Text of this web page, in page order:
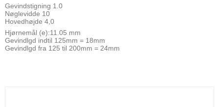
Gevindstigning 1.0
Nøglevidde 10
Hovedhøjde 4,0
Hjørnemål (e):11.05 mm
Gevindlgd indtil 125mm = 18mm
Gevindlgd fra 125 til 200mm = 24mm